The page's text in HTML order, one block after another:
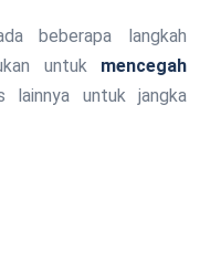
beberapa langkah
untuk mencegah
lainnya untuk jangka